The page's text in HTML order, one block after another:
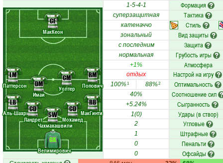
Велимирович
Аль-Шахри
Чахмахашвили
Ландрет Мохамед
МакГинти
Паттерсон
Имаи
Уолтер Попович
МакКеон
GK
LB
SW
CD CD
RB
LM
DM
CM RM
CF
1-5-4-1 Формация
суперзащитная Тактика
катеначчо Стиль
зональный Вид защиты
с последним Защита
нормальная Грубость игры
+1% Атмосфера
отдых Настрой на игру
100%1 88%2 Оптимальность
40% Соотношение сил
+5.24% Сыгранность
1(0) Удары (в створ)
2 Угловые
1 Штрафные
0 Пенальти
0 Офсайды